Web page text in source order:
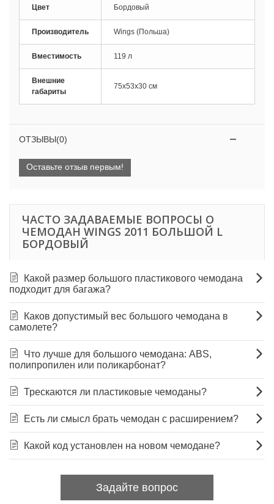
Цвет Бордовый
Производитель Wings (Польша)
Вместимость 119 л
Внешние
габариты
75х53х30 см
ОТЗЫВЫ(0)
Оставьте отзыв первым!
ЧАСТО ЗАДАВАЕМЫЕ ВОПРОСЫ О
ЧЕМОДАН WINGS 2011 БОЛЬШОЙ L
БОРДОВЫЙ
Какой размер большого пластикового чемодана
подходит для багажа?
Каков допустимый вес большого чемодана в
самолете?
Что лучше для большого чемодана: ABS,
полипропилен или поликарбонат?
Трескаются ли пластиковые чемоданы?
Есть ли смысл брать чемодан с расширением?
Какой код установлен на новом чемодане?
Задайте вопрос